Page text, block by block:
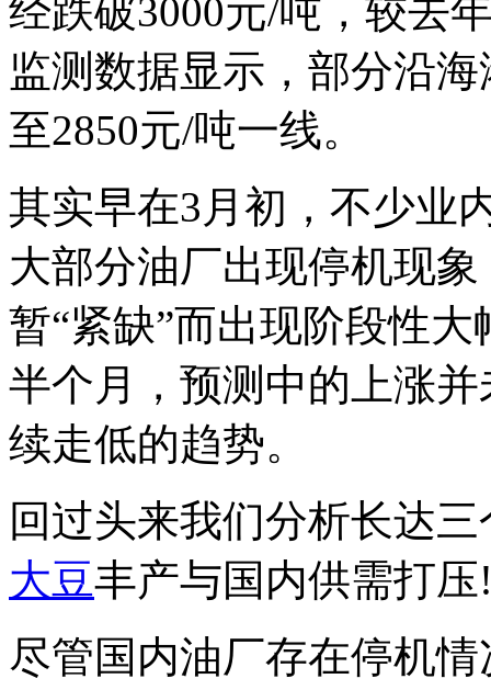
经跌破3000元/吨，较去
监测数据显示，部分沿
至2850元/吨一线。
其实早在3月初，不少业
大部分油厂出现停机现
暂“紧缺”而出现阶段性
半个月，预测中的上涨
续走低的趋势。
回过头来我们分析长达
大豆丰产与国内供需打压
尽管国内油厂存在停机